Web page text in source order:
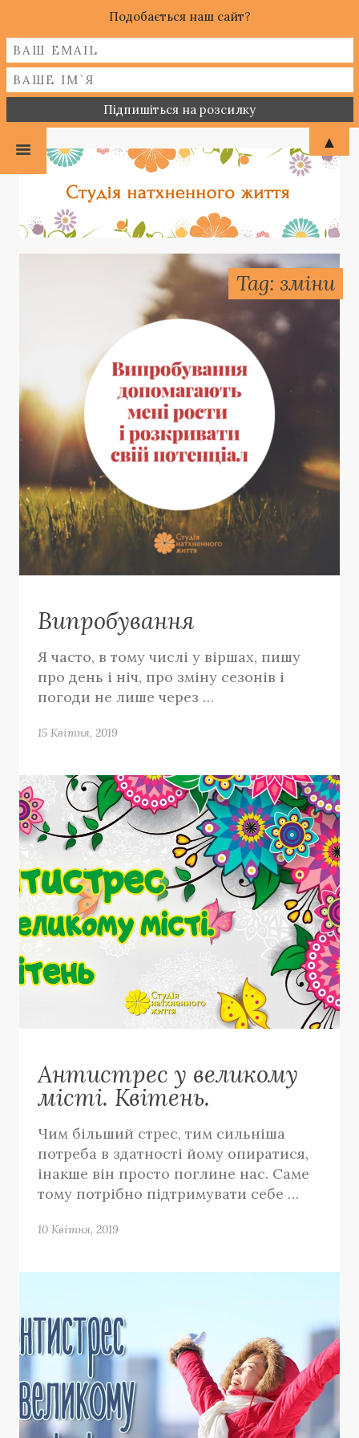
Tag: зміни
Випробування
Я часто, в тому числі у віршах, пишу
про день і ніч, про зміну сезонів і
погоди не лише через …
15 Квітня, 2019
Антистрес у великому
місті. Квітень.
Чим більший стрес, тим сильніша
потреба в здатності йому опиратися,
інакше він просто поглине нас. Саме
тому потрібно підтримувати себе …
10 Квітня, 2019
Подобається наш сайт?
▲